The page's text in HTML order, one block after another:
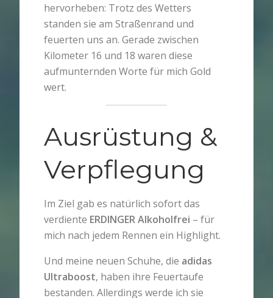
hervorheben: Trotz des Wetters
standen sie am Straßenrand und
feuerten uns an. Gerade zwischen
Kilometer 16 und 18 waren diese
aufmunternden Worte für mich Gold
wert.
Ausrüstung &
Verpflegung
Im Ziel gab es natürlich sofort das
verdiente ERDINGER Alkoholfrei – für
mich nach jedem Rennen ein Highlight.
Und meine neuen Schuhe, die adidas
Ultraboost, haben ihre Feuertaufe
bestanden. Allerdings werde ich sie